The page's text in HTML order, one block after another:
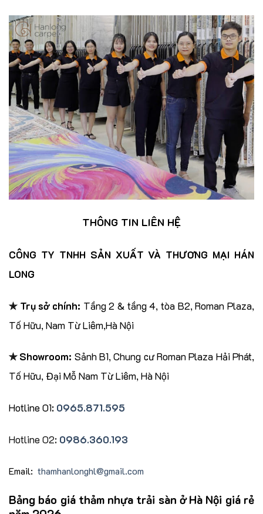
THÔNG TIN LIÊN HỆ
CÔNG TY TNHH SẢN XUẤT VÀ THƯƠNG MẠI HÁN
LONG
✯ Trụ sở chính: Tầng 2 & tầng 4, tòa B2, Roman Plaza,
Tố Hữu, Nam Từ Liêm,Hà Nội
✯Showroom: Sảnh B1, Chung cư Roman Plaza Hải Phát,
Tố Hữu, Đại Mỗ Nam Từ Liêm, Hà Nội
Hotline 01: 0965.871.595
Hotline 02: 0986.360.193
Email: thamhanlonghl@gmail.com
Bảng báo giá thảm nhựa trải sàn ở Hà Nội giá rẻ